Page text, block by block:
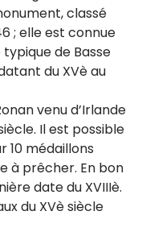
classé
; elle est connue
de Basse
du XVè au
venu d’Irlande
Il est possible
10 médaillons
à prêcher. En bon
date du XVIIIè.
du XVè siècle